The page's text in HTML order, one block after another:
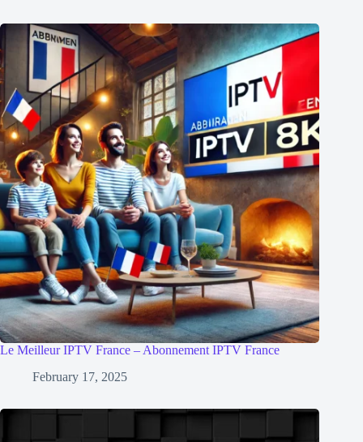
Le Meilleur IPTV France – Abonnement IPTV France
February 17, 2025